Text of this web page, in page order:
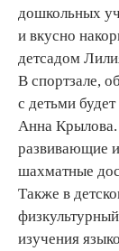
дошкольных
и вкусно
детсадом
В спортзале,
с детьми
Анна
развивающие
шахматные
Также в
изучения